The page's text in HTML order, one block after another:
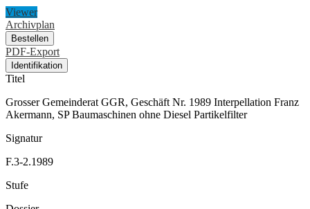
Viewer
Archivplan
Bestellen
PDF-Export
Identifikation
Titel
Grosser Gemeinderat GGR, Geschäft Nr. 1989 Interpellation Franz
Akermann, SP Baumaschinen ohne Diesel Partikelfilter
Signatur
F.3-2.1989
Stufe